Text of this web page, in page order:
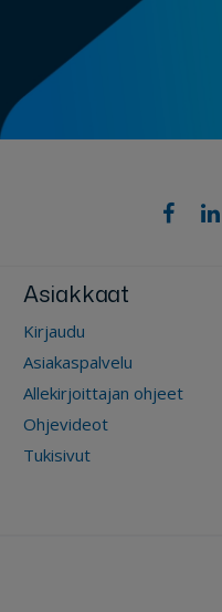
Asiakkaat
Kirjaudu
Asiakaspalvelu
Allekirjoittajan ohjeet
Ohjevideot
Tukisivut